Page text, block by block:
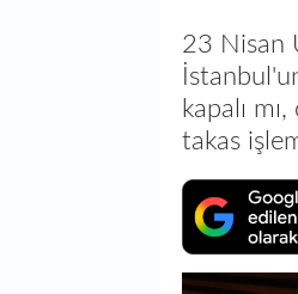
23 Nisan
kapalı
takas